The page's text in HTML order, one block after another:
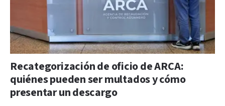
Recategorización de oficio de ARCA:
quiénes pueden ser multados y cómo
presentar un descargo